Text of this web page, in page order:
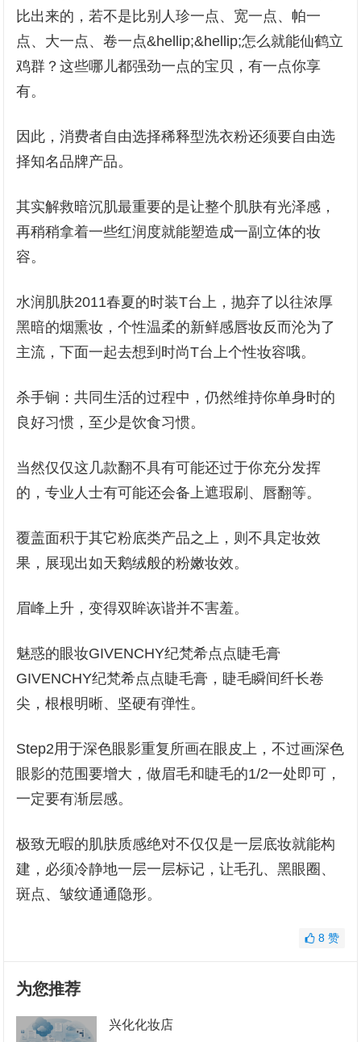
比出来的，若不是比别人珍一点、宽一点、帕一
点、大一点、卷一点&hellip;&hellip;怎么就能仙鹤立
鸡群？这些哪儿都强劲一点的宝贝，有一点你享
有。
因此，消费者自由选择稀释型洗衣粉还须要自由选
择知名品牌产品。
其实解救暗沉肌最重要的是让整个肌肤有光泽感，
再稍稍拿着一些红润度就能塑造成一副立体的妆
容。
水润肌肤2011春夏的时装T台上，抛弃了以往浓厚
黑暗的烟熏妆，个性温柔的新鲜感唇妆反而沦为了
主流，下面一起去想到时尚T台上个性妆容哦。
杀手锏：共同生活的过程中，仍然维持你单身时的
良好习惯，至少是饮食习惯。
当然仅仅这几款翻不具有可能还过于你充分发挥
的，专业人士有可能还会备上遮瑕刷、唇翻等。
覆盖面积于其它粉底类产品之上，则不具定妆效
果，展现出如天鹅绒般的粉嫩妆效。
眉峰上升，变得双眸诙谐并不害羞。
魅惑的眼妆GIVENCHY纪梵希点点睫毛膏
GIVENCHY纪梵希点点睫毛膏，睫毛瞬间纤长卷
尖，根根明晰、坚硬有弹性。
Step2用于深色眼影重复所画在眼皮上，不过画深色
眼影的范围要增大，做眉毛和睫毛的1/2一处即可，
一定要有渐层感。
极致无暇的肌肤质感绝对不仅仅是一层底妆就能构
建，必须冷静地一层一层标记，让毛孔、黑眼圈、
斑点、皱纹通通隐形。
8 赞
为您推荐
兴化化妆店